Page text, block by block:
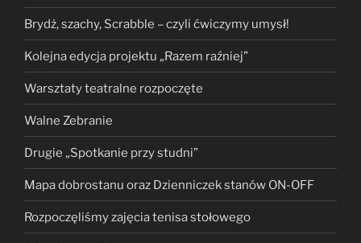
Brydż, szachy, Scrabble – czyli ćwiczymy umysł!
Kolejna edycja projektu „Razem raźniej”
Warsztaty teatralne rozpoczęte
Walne Zebranie
Drugie „Spotkanie przy studni”
Mapa dobrostanu oraz Dzienniczek stanów ON-OFF
Rozpoczęliśmy zajęcia tenisa stołowego